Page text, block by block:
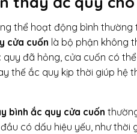
thể hoạt động bình
cửa cuốn là bộ phận không
quy đã hỏng, cửa cuốn có
thế ắc quy kịp thời giúp
bình ắc quy cửa cuốn
có dấu hiệu yếu, như thời